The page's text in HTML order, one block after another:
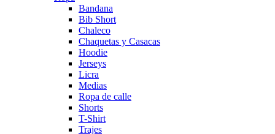
Bandana
Bib Short
Chaleco
Chaquetas y Casacas
Hoodie
Jerseys
Licra
Medias
Ropa de calle
Shorts
T-Shirt
Trajes